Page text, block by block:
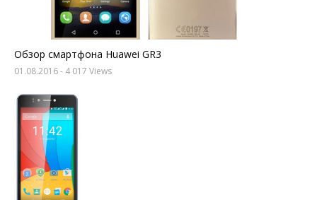
Обзор смартфона Huawei GR3
01.08.2016- 4 017 Views